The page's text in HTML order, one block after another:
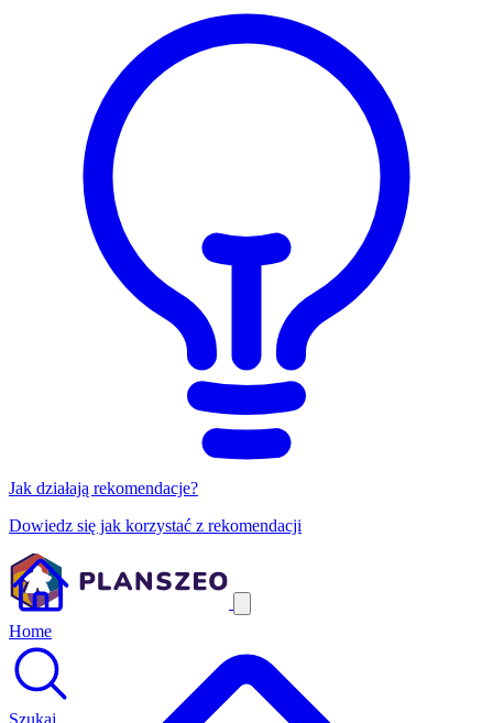
Jak działają rekomendacje?
Dowiedz się jak korzystać z rekomendacji
Home
Szukaj